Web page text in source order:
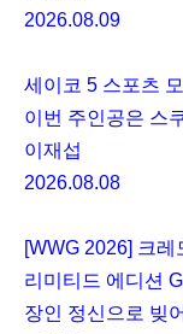
2026.08.09
세이코 5 스포츠
이번 주인공은 스
이재섭
2026.08.08
[WWG 2026] 크
리미티드 에디션
장인 정신으로 빚